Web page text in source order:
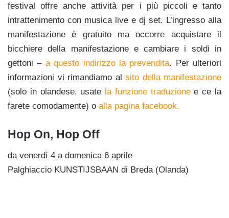
festival offre anche attività per i più piccoli e tanto
intrattenimento con musica live e dj set. L’ingresso alla
manifestazione è gratuito ma occorre acquistare il
bicchiere della manifestazione e cambiare i soldi in
gettoni – a questo indirizzo la prevendita. Per ulteriori
informazioni vi rimandiamo al sito della manifestazione
(solo in olandese, usate la funzione traduzionee ce la
farete comodamente) o alla pagina facebook.
Hop On, Hop Off
da venerdì 4 a domenica 6 aprile
Palghiaccio KUNSTIJSBAAN di Breda (Olanda)